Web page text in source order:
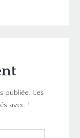
publiée. Les
avec *